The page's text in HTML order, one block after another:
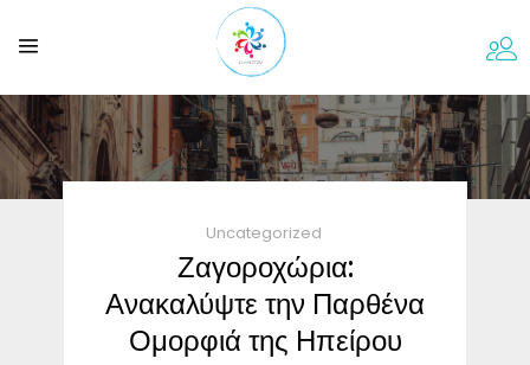
Uncategorized
Ζαγοροχώρια:
Ανακαλύψτε την Παρθένα
Ομορφιά της Ηπείρου